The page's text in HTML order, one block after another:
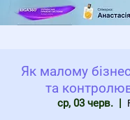
Як малому
та
ср, 03 черв.
  |